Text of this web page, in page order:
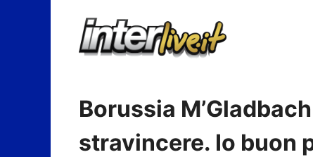
Borussia
stravincere. Io buon